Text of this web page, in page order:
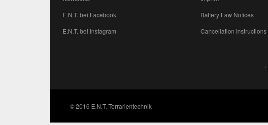
E.N.T. bei Facebook
E.N.T. bei Instagram
Battery Law Notices
Cancellation Instructions
*
© 2016 E.N.T. Terrarientechnik